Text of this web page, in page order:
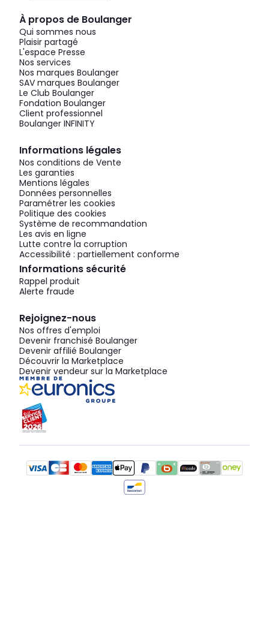
À propos de Boulanger
Qui sommes nous
Plaisir partagé
L'espace Presse
Nos services
Nos marques Boulanger
SAV marques Boulanger
Le Club Boulanger
Fondation Boulanger
Client professionnel
Boulanger INFINITY
Informations légales
Nos conditions de Vente
Les garanties
Mentions légales
Données personnelles
Paramétrer les cookies
Politique des cookies
Système de recommandation
Les avis en ligne
Lutte contre la corruption
Accessibilité : partiellement conforme
Informations sécurité
Rappel produit
Alerte fraude
Rejoignez-nous
Nos offres d'emploi
Devenir franchisé Boulanger
Devenir affilié Boulanger
Découvrir la Marketplace
Devenir vendeur sur la Marketplace